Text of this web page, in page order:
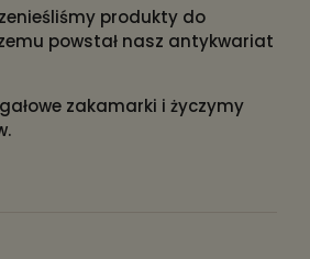
produkty do
powstał nasz antykwariat
zakamarki i życzymy